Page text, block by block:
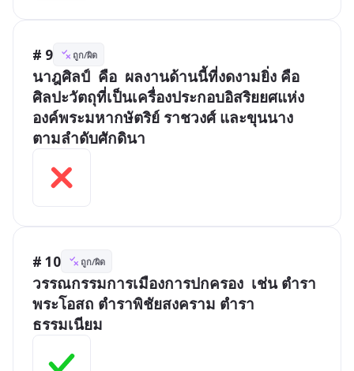
# 9 ถูก/ผิด
นาฎศิลป์  คือ  ผลงานด้านนี้ที่งดงามยิ่ง คือ
ศิลปะวัตถุที่เป็นเครื่องประกอบอิสริยยศแห่ง
องค์พระมหากษัตริย์ ราชวงศ์ และขุนนาง
ตามลำดับศักดินา
# 10 ถูก/ผิด
วรรณกรรมการเมืองการปกครอง  เช่น ตำรา
พระโอสถ ตำราพิชัยสงคราม ตำรา